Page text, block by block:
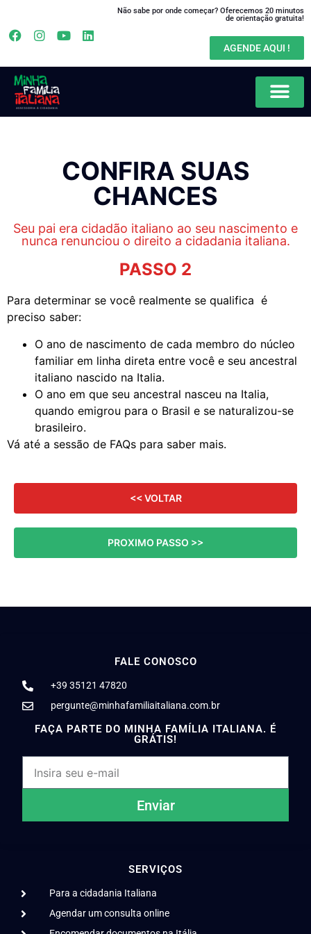
Não sabe por onde começar? Oferecemos 20 minutos
de orientação gratuita!
AGENDE AQUI !
CONFIRA SUAS
CHANCES
Seu pai era cidadão italiano ao seu nascimento e
nunca renunciou o direito a cidadania italiana.
PASSO 2
Para determinar se você realmente se qualifica é
preciso saber:
O ano de nascimento de cada membro do núcleo
familiar em linha direta entre você e seu ancestral
italiano nascido na Italia.
O ano em que seu ancestral nasceu na Italia,
quando emigrou para o Brasil e se naturalizou-se
brasileiro.
Vá até a sessão de FAQs para saber mais.
<< VOLTAR
PROXIMO PASSO >>
SERVIÇOS
Para a cidadania Italiana
Agendar um consulta online
FALE CONOSCO
+39 35121 47820
pergunte@minhafamiliaitaliana.com.br
FAÇA PARTE DO MINHA FAMÍLIA ITALIANA. É
GRÁTIS!
Enviar